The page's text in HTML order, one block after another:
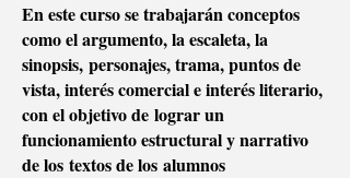
En este curso se trabajarán conceptos
como el argumento, la escaleta, la
sinopsis, personajes, trama, puntos de
vista, interés comercial e interés literario,
con el objetivo de lograr un
funcionamiento estructural y narrativo
de los textos de los alumnos